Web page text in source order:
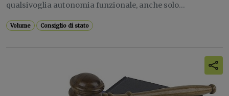
qualsivoglia autonomia funzionale, anche solo...
Volume Consiglio di stato